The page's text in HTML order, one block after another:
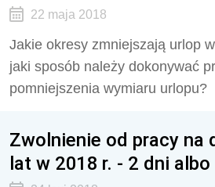
22 maja 2018
Jakie okresy zmniejszają urlop
jaki sposób należy dokonywać
pomniejszenia wymiaru urlopu?
Zwolnienie od pracy na
lat w 2018 r. - 2 dni